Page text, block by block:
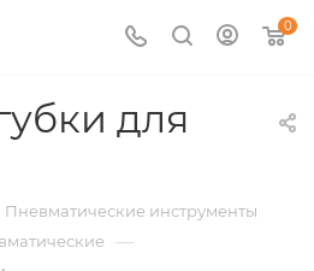
0
для
Пневматические инструменты
—